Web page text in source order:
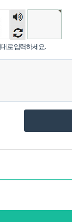
숫자
음성
듣기
로 입력하세요.